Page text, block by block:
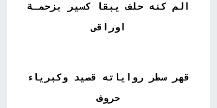
الم كنه حلف يبقا كسير بزحمـة
اوراقى
قهر سطر رواياته قصيد وكبرياء
حروف